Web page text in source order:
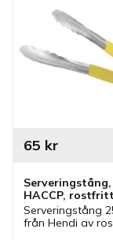
Serveringstång,
HACCP,
25 cm, gul
Serveringstång
från Hendi av
65 kr